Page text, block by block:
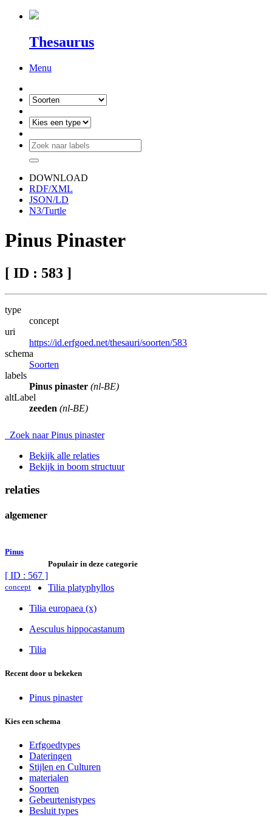
Thesaurus
Menu
DOWNLOAD
RDF/XML
JSON/LD
N3/Turtle
Pinus Pinaster
[ ID : 583 ]
type
concept
uri
https://id.erfgoed.net/thesauri/soorten/583
schema
Soorten
labels
Pinus pinaster (nl-BE)
altLabel
zeeden (nl-BE)
Zoek naar Pinus pinaster
Bekijk alle relaties
Bekijk in boom structuur
relaties
algemener
Pinus
[ ID : 567 ]
concept
Populair in deze categorie
Tilia platyphyllos
Tilia europaea (x)
Aesculus hippocastanum
Tilia
Recent door u bekeken
Pinus pinaster
Kies een schema
Erfgoedtypes
Dateringen
Stijlen en Culturen
materialen
Soorten
Gebeurtenistypes
Besluit types